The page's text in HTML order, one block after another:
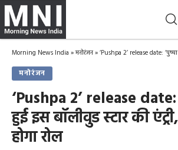
Morning News India »मनोरंजन»‘Pushpa 2’ release date: ‘पुष्पा 2’ में हुई इस
मनोरंजन
‘Pushpa 2’ release date:
हुई इस बॉलीवुड स्टार की
होगा रोल